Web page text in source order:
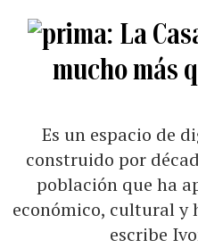
La
mucho más
Es un espacio de
construido por
población que ha
económico, cultural y
escribe